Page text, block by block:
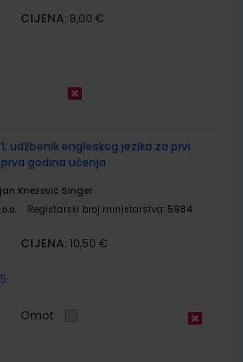
CIJENA: 8,00 €
1; udžbenik engleskog jezika za prvi
godina učenja
Knezović Singer
Registarski broj ministarstva: 5984
CIJENA: 10,50 €
Omot